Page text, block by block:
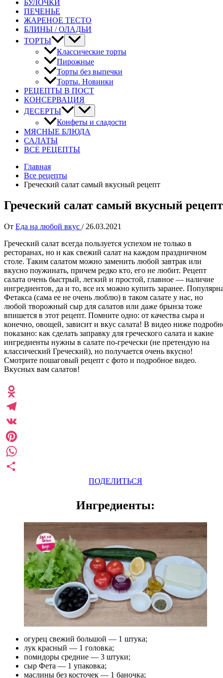
БУЛОЧКИ
ПЕЧЕНЬЕ
ЖАРЕНОЕ ТЕСТО
БЛИНЫ / ОЛАДЬИ
ТОРТЫ
Классические торты
Пирожные
Торты без выпечки
Торты. Новинки
РЕЦЕПТЫ В ПОСТ
КОНСЕРВАЦИЯ
ДЕСЕРТЫ
Конфеты и сладости
МЯСНЫЕ БЛЮДА
САЛАТЫ
ВСЕ РЕЦЕПТЫ
Главная
Все рецепты
Греческий салат самый вкусный рецепт
Греческий салат самый вкусный рецепт
От Еда на любой вкус / 26.03.2021
Греческий салат всегда пользуется успехом не только в
ресторанах, но и как свежий салат на каждом праздничном
столе. Таким салатом можно заменить любой завтрак или
вкусно поужинать, причем редко кто, его не любит. Рецепт
салата очень быстрый, легкий и простой, главное — наличие
ингредиентов, да и то, все их можно купить заранее.
Фетакса (сама ее не очень люблю) в таком салате у нас, но
любой творожный сыр для салатов или даже брынза тоже
впишется в этот рецепт. Помните одно: от качества сыра и
конечно, овощей, зависит и вкус салата! В видео ниже
показано: как сделать заправку для греческого салата и какие
ингредиенты нужны в салате по-гречески (не претендую на
классический Греческий), но получается очень вкусно!
Смотрите пошаговый рецепт с фото и подробное видео.
Вкусных вам салатов!
ПОДЕЛИТЬСЯ
Ингредиенты:
огурец свежий большой — 1 штука;
лук красный — 1 головка;
помидоры средние — 3 штуки;
сыр Фета — 1 упаковка;
маслины без косточек — 1 баночка;